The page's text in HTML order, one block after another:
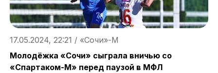
17.05.2024, 22:21 / «Сочи»-М
Молодёжка «Сочи» сыграла вничью со
«Спартаком-М» перед паузой в МФЛ